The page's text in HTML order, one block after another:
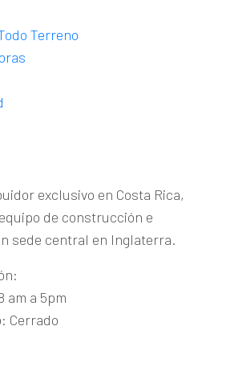
Terreno
exclusivo en Costa Rica,
de construcción e
sede central en Inglaterra.
am a 5pm
Cerrado